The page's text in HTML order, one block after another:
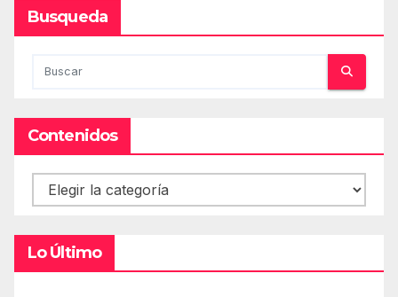
Busqueda
Contenidos
Contenidos
Lo Último